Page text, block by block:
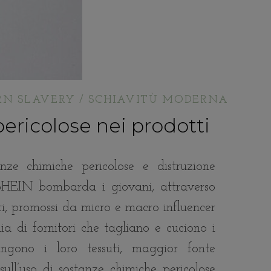
SLAVERY / SCHIAVITÙ MODERNA
nei prodotti
chimiche pericolose e distruzione
bombarda i giovani, attraverso
promossi da micro e macro influencer
di fornitori che tagliano e cuciono i
i loro tessuti, maggior fonte